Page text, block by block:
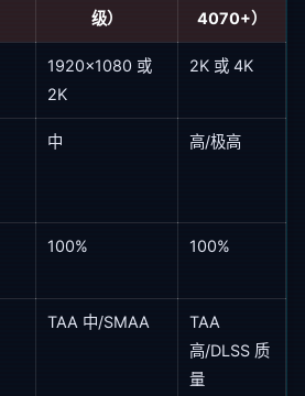
级）
4070+）
1920×1080 或
2K
2K 或 4K
中 高/极高
100% 100%
TAA 中/SMAA
TAA
高/DLSS 质
量